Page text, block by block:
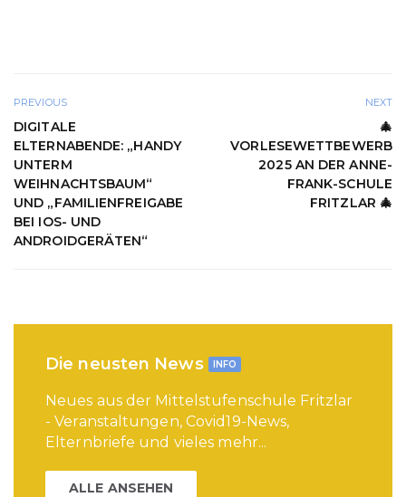
PREVIOUS
DIGITALE
ELTERNABENDE: „HANDY
UNTERM
WEIHNACHTSBAUM“
UND „FAMILIENFREIGABE
BEI IOS- UND
ANDROIDGERÄTEN“
NEXT
🎄
VORLESEWETTBEWERB
2025 AN DER ANNE-
FRANK-SCHULE
FRITZLAR 🎄
Die neusten News INFO
Neues aus der Mittelstufenschule Fritzlar
- Veranstaltungen, Covid19-News,
Elternbriefe und vieles mehr...
ALLE ANSEHEN